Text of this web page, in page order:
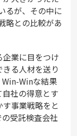
るが、その中に
略との比較があ
業に目をつけ
る人材を送り
Winな結果
社の得意とす
事業戦略をと
受託検査会社